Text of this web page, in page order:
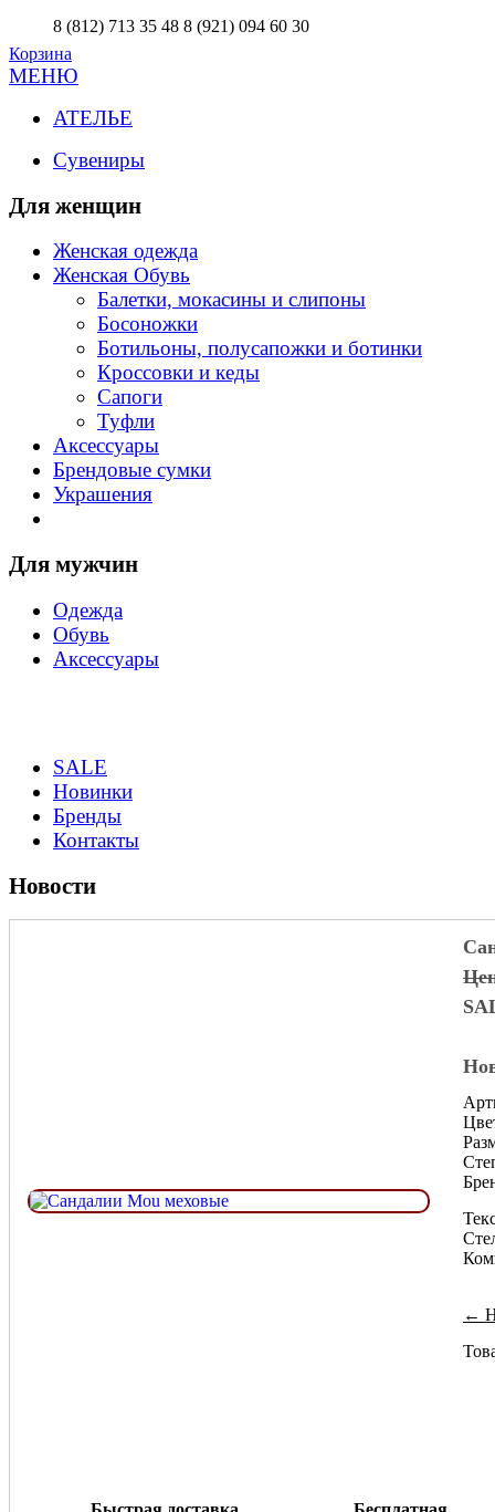
8 (812) 713 35 48 8 (921) 094 60 30
Корзина
МЕНЮ
АТЕЛЬЕ
Сувениры
Для женщин
Женская одежда
Женская Обувь
Балетки, мокасины и слипоны
Босоножки
Ботильоны, полусапожки и ботинки
Кроссовки и кеды
Сапоги
Туфли
Аксессуары
Брендовые сумки
Украшения
Для мужчин
Одежда
Обувь
Аксессуары
SALE
Новинки
Бренды
Контакты
Новости
←